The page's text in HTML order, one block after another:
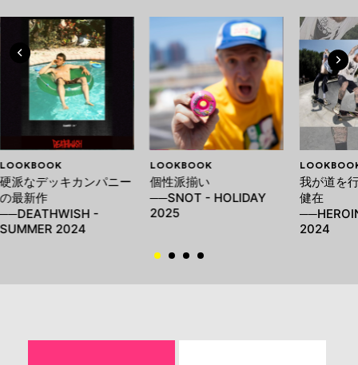
LOOKBOOK
硬派なデッキカンパニー
の最新作
──DEATHWISH -
SUMMER 2024
LOOKBOOK
個性派揃い
──SNOT - HOLIDAY
2025
我が道を
健在
2024